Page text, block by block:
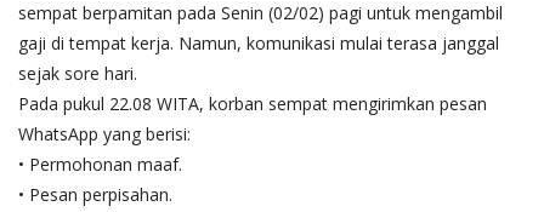
sempat berpamitan pada Senin (02/02) pagi untuk mengambil
gaji di tempat kerja. Namun, komunikasi mulai terasa janggal
sejak sore hari.
Pada pukul 22.08 WITA, korban sempat mengirimkan pesan
WhatsApp yang berisi:
• Permohonan maaf.
• Pesan perpisahan.